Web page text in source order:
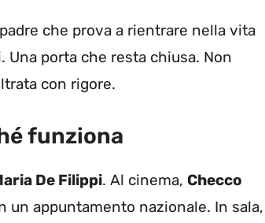
che prova a rientrare nella vita
porta che resta chiusa. Non
con rigore.
funziona
De Filippi. Al cinema, Checco
un appuntamento nazionale. In sala,